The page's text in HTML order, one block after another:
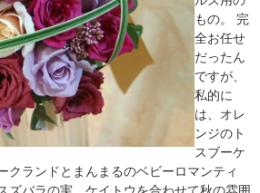
もの。 完
全お任せ
だったん
ですが、
私的に
は、オレ
ンジのト
スブーケ
クランドとまんまるのベビーロマンティ